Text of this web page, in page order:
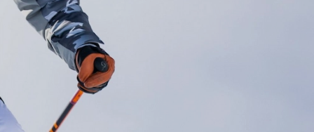
van je lichaamsgewicht, waardoor de belasting op je